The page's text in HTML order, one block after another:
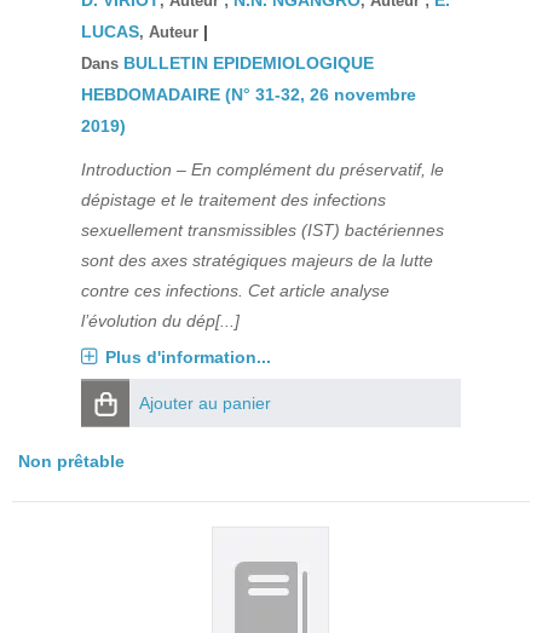
LUCAS, Auteur |
Dans BULLETIN EPIDEMIOLOGIQUE
HEBDOMADAIRE (N° 31-32, 26 novembre
2019)
Introduction – En complément du préservatif, le
dépistage et le traitement des infections
sexuellement transmissibles (IST) bactériennes
sont des axes stratégiques majeurs de la lutte
contre ces infections. Cet article analyse
l’évolution du dép[...]
Plus d'information...
Ajouter au panier
Non prêtable